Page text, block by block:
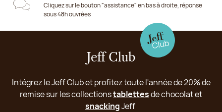
Cliquez sur le bouton "assistance" en bas à droite, réponse
sous 48h ouvrées
Jeff Club
Intégrez le Jeff Club et profitez toute l'année de 20% de
remise sur les collectionstablettesde chocolat et
snackingJeff